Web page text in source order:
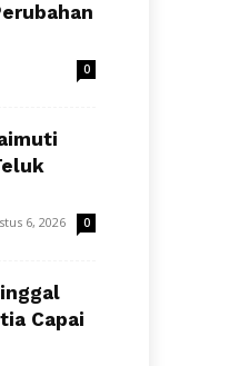
0
6, 2026 0
Capai